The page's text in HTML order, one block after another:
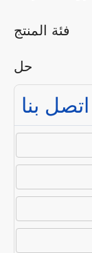
فئة المنتج
حل
اتصل بنا